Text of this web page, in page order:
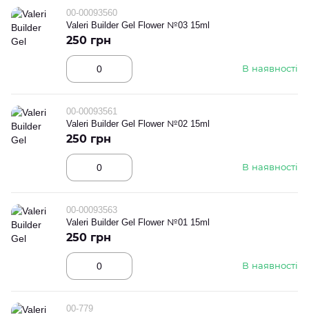
00-00093560
Valeri Builder Gel Flower №03 15ml
В наявності
250 грн
00-00093561
Valeri Builder Gel Flower №02 15ml
В наявності
250 грн
00-00093563
Valeri Builder Gel Flower №01 15ml
В наявності
250 грн
00-779